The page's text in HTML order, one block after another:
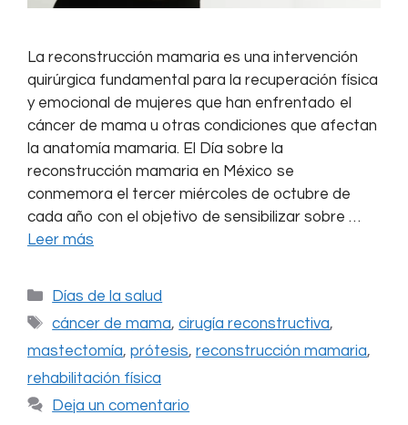
La reconstrucción mamaria es una intervención
quirúrgica fundamental para la recuperación física
y emocional de mujeres que han enfrentado el
cáncer de mama u otras condiciones que afectan
la anatomía mamaria. El Día sobre la
reconstrucción mamaria en México se
conmemora el tercer miércoles de octubre de
cada año con el objetivo de sensibilizar sobre …
Leer más
Categorías
Días de la salud
Etiquetas
cáncer de mama,cirugía reconstructiva,
mastectomía, prótesis, reconstrucción mamaria,
rehabilitación física
Deja un comentario